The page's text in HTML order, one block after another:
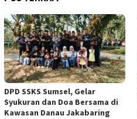
DPD SSKS Sumsel, Gelar
Syukuran dan Doa Bersama di
Kawasan Danau Jakabaring